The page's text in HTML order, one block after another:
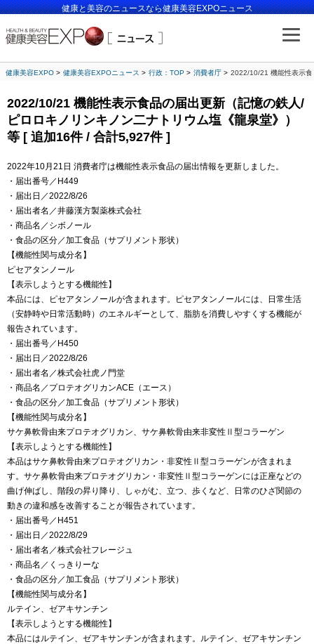
健康と美容のニュースなら健康美容EXPOニュース
健康美容EXPO 健康美容EXPOニュース 行政：TOP 消費者庁 2022/10/21 機能性表示食
2022/10/21 機能性表示食品の届出更新（記憶の鉄人/
ピロロキノリンキノン二ナトリウム塩《龍泉堂》）
等 [ 追加16件 / 合計5,927件 ]
2022年10月21日 消費者庁は機能性表示食品の届出情報を更新しました。
・届出番号／H449
・届出日／2022/8/26
・届出者名／井藤漢方製薬株式会社
・商品名／シボノール
・食品の区分／加工食品（サプリメント形状）
【機能性関与成分名】
ピセアタンノール
【表示しようとする機能性】
本品には、ピセアタンノールが含まれます。ピセアタンノールには、日常生活
（安静時や日常活動時）のエネルギーとして、脂肪を消費しやすくする機能が
報告されています。
・届出番号／H450
・届出日／2022/8/26
・届出者名／株式会社虎ノ門堂
・商品名／プロテオグリカンACE（エース）
・食品の区分／加工食品（サプリメント形状）
【機能性関与成分名】
サケ鼻軟骨由来プロテオグリカン、サケ鼻軟骨由来非変性Ⅱ型コラーゲン
【表示しようとする機能性】
本品はサケ鼻軟骨由来プロテオグリカン・非変性Ⅱ型コラーゲンが含まれま
す。サケ鼻軟骨由来プロテオグリカン・非変性Ⅱ型コラーゲンには正座などの
曲げ伸ばし、階段の昇り降り、しゃがむ、立つ、歩くなど、日常のひざ関節の
動きの違和感を改善することが報告されています。
・届出番号／H451
・届出日／2022/8/29
・届出者名／株式会社フレージュ
・商品名／くっきりーな
・食品の区分／加工食品（サプリメント形状）
【機能性関与成分名】
ルテイン、ゼアキサンチン
【表示しようとする機能性】
本品にはルテイン、ゼアキサンチンが含まれます。ルテイン、ゼアキサンチン